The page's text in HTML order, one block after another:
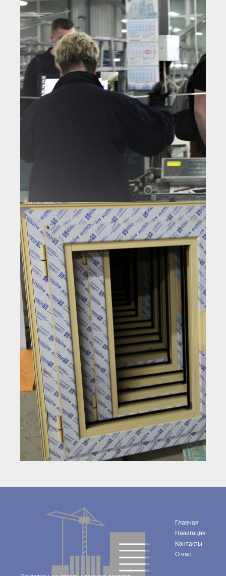
Главная
Навигация
Контакты
О нас